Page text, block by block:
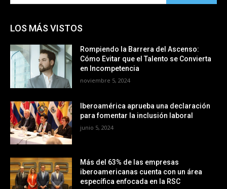
LOS MÁS VISTOS
Rompiendo la Barrera del Ascenso:
Cómo Evitar que el Talento se Convierta
en Incompetencia
noviembre 5, 2024
Iberoamérica aprueba una declaración
para fomentar la inclusión laboral
junio 5, 2024
Más del 63% de las empresas
iberoamericanas cuenta con un área
específica enfocada en la RSC